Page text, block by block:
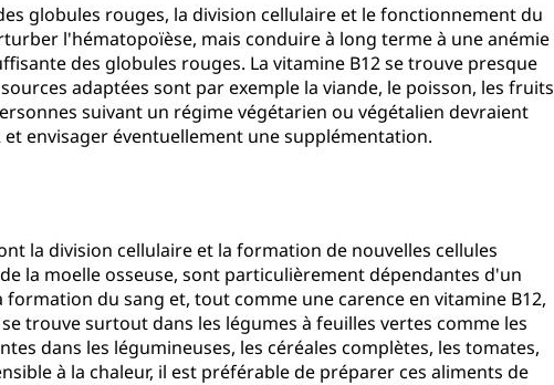
globules rouges, la division cellulaire et le fonctionnement du
l'hématopoïèse, mais conduire à long terme à une anémie
des globules rouges. La vitamine B12 se trouve presque
adaptées sont par exemple la viande, le poisson, les fruits
suivant un régime végétarien ou végétalien devraient
envisager éventuellement une supplémentation.
la division cellulaire et la formation de nouvelles cellules
la moelle osseuse, sont particulièrement dépendantes d'un
du sang et, tout comme une carence en vitamine B12,
trouve surtout dans les légumes à feuilles vertes comme les
dans les légumineuses, les céréales complètes, les tomates,
à la chaleur, il est préférable de préparer ces aliments de